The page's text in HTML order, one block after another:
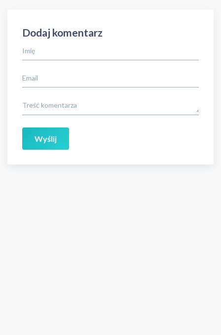
Dodaj komentarz
Imię
Email
Treść komentarza